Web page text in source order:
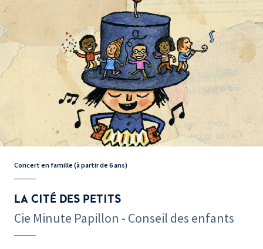
Concert en famille (à partir de 6 ans)
LA CITÉ DES PETITS
Cie Minute Papillon - Conseil des enfants